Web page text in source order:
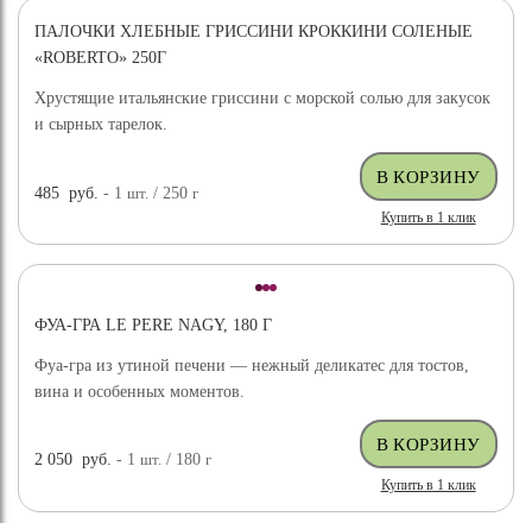
ПАЛОЧКИ ХЛЕБНЫЕ ГРИССИНИ КРОККИНИ СОЛЕНЫЕ
«ROBERTO» 250Г
Хрустящие итальянские гриссини с морской солью для закусок
и сырных тарелок.
485 руб. - 1шт. / 250г
Купить в 1 клик
ФУА-ГРА LE PERE NAGY, 180 Г
Фуа-гра из утиной печени — нежный деликатес для тостов,
вина и особенных моментов.
2 050 руб. - 1шт. / 180г
Купить в 1 клик